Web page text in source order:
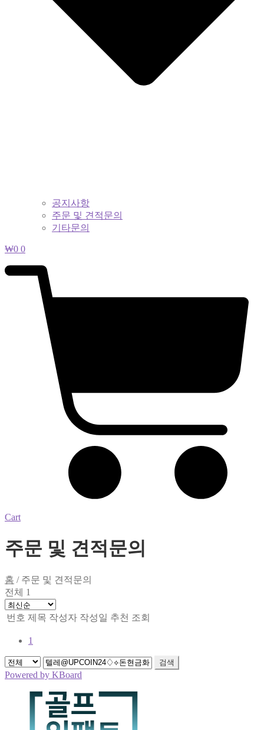
공지사항
주문 및 견적문의
기타문의
₩0 0
Cart
주문 및 견적문의
홈 / 주문 및 견적문의
전체 1
번호 제목 작성자 작성일 추천 조회
1
검색
Powered by KBoard